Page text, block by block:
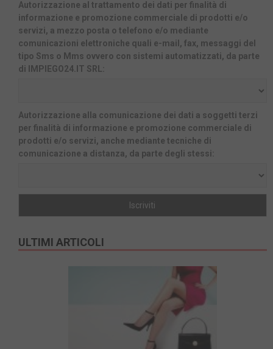
Autorizzazione al trattamento dei dati per finalità di
informazione e promozione commerciale di prodotti e/o
servizi, a mezzo posta o telefono e/o mediante
comunicazioni elettroniche quali e-mail, fax, messaggi del
tipo Sms o Mms ovvero con sistemi automatizzati, da parte
di IMPIEGO24.IT SRL:
Autorizzazione alla comunicazione dei dati a soggetti terzi
per finalità di informazione e promozione commerciale di
prodotti e/o servizi, anche mediante tecniche di
comunicazione a distanza, da parte degli stessi:
ULTIMI ARTICOLI